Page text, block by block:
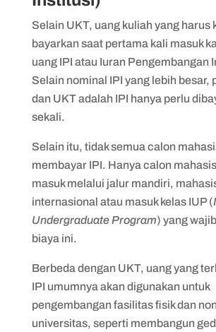
Selain UKT, uang kuliah yang harus
bayarkan saat pertama kali masuk
uang IPI atau Iuran Pengembangan
Selain nominal IPI yang lebih besar,
dan UKT adalah IPI hanya perlu
sekali.
Selain itu, tidak semua calon
membayar IPI. Hanya calon
masuk melalui jalur mandiri,
internasional atau masuk kelas IUP (
Undergraduate Program) yang
biaya ini.
Berbeda dengan UKT, uang yang
IPI umumnya akan digunakan untuk
pengembangan fasilitas fisik dan
universitas, seperti membangun